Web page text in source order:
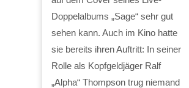
Doppelalbums „Sage“ sehr gut
sehen kann. Auch im Kino hatte
sie bereits ihren Auftritt: In seiner
Rolle als Kopfgeldjäger Ralf
„Alpha“ Thompson trug niemand